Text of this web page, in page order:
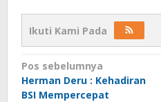
Ikuti Kami Pada
Navigasi
pos
Pos sebelumnya
Herman Deru : Kehadiran
BSI Mempercepat